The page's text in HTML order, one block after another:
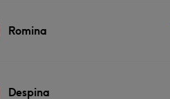
Romina
Despina